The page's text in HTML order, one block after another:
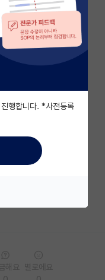
가요?
보가 별로 없네요..
요
행합니다. *사전등록